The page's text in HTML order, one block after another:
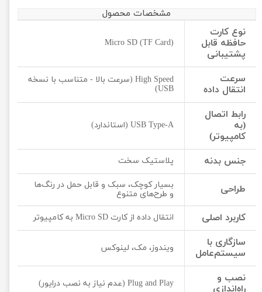
مشخصات محصول
نوع کارت
حافظه قابل
پشتیبانی
Micro SD (TF Card)
سرعت
انتقال داده
High Speed (سرعت بالا - متناسب با نسخه
USB)
رابط اتصال
(به
کامپیوتر)
USB Type-A (استاندارد)
جنس بدنه پلاستیک سخت
طراحی
بسیار کوچک، سبک و قابل حمل در رنگ‌ها
و طرح‌های متنوع
کاربرد اصلی انتقال داده از کارت Micro SD به کامپیوتر
سازگاری با
سیستم‌عامل
ویندوز، مک، لینوکس
نصب و
راه‌اندازی
Plug and Play (عدم نیاز به نصب درایور)